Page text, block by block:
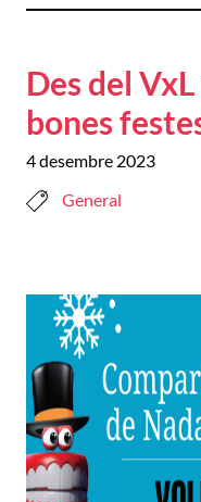
Des del
bones
4 desembre 2023
General